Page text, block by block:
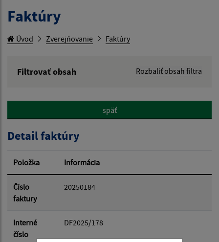
Faktúry
Úvod Zverejňovanie Faktúry
Filtrovať obsah
Rozbaliť obsah filtra
Hľadať v:
Dátum od:
Dátum do:
späť
Detail faktúry
Položka Informácia
Číslo
faktury
20250184
Interné
číslo
DF2025/178